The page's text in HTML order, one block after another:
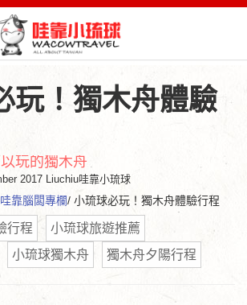
玩！獨木舟體驗
玩的獨木舟
2017 Liuchiu哇靠小琉球
哇靠腦闆專欄/ 小琉球必玩！獨木舟體驗行程
行程
小琉球旅遊推薦
小琉球獨木舟 獨木舟夕陽行程